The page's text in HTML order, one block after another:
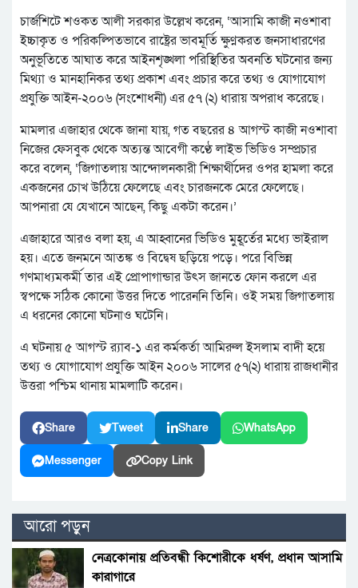
চার্জশিটে শওকত আলী সরকার উল্লেখ করেন, ‘আসামি কাজী নওশাবা
ইচ্চাকৃত ও পরিকল্পিতভাবে রাষ্ট্রের ভাবমূর্তি ক্ষুণ্নকরত জনসাধারণের
অনুভূতিতে আঘাত করে আইনশৃঙ্খলা পরিস্থিতির অবনতি ঘটনোর জন্য
মিথ্যা ও মানহানিকর তথ্য প্রকাশ এবং প্রচার করে তথ্য ও যোগাযোগ
প্রযুক্তি আইন-২০০৬ (সংশোধনী) এর ৫৭ (২) ধারায় অপরাধ করেছে।
মামলার এজাহার থেকে জানা যায়, গত বছরের ৪ আগস্ট কাজী নওশাবা
নিজের ফেসবুক থেকে অত্যন্ত আবেগী কণ্ঠে লাইভ ভিডিও সম্প্রচার
করে বলেন, ‘জিগাতলায় আন্দোলনকারী শিক্ষার্থীদের ওপর হামলা করে
একজনের চোখ উঠিয়ে ফেলেছে এবং চারজনকে মেরে ফেলেছে।
আপনারা যে যেখানে আছেন, কিছু একটা করেন।’
এজাহারে আরও বলা হয়, এ আহ্বানের ভিডিও মুহূর্তের মধ্যে ভাইরাল
হয়। এতে জনমনে আতঙ্ক ও বিদ্বেষ ছড়িয়ে পড়ে। পরে বিভিন্ন
গণমাধ্যমকর্মী তার এই প্রোপাগান্ডার উৎস জানতে ফোন করলে এর
স্বপক্ষে সঠিক কোনো উত্তর দিতে পারেননি তিনি। ওই সময় জিগাতলায়
এ ধরনের কোনো ঘটনাও ঘটেনি।
এ ঘটনায় ৫ আগস্ট র‌্যাব-১ এর কর্মকর্তা আমিরুল ইসলাম বাদী হয়ে
তথ্য ও যোগাযোগ প্রযুক্তি আইন ২০০৬ সালের ৫৭(২) ধারায় রাজধানীর
উত্তরা পশ্চিম থানায় মামলাটি করেন।
Share Tweet Share WhatsApp
Messenger Copy Link
আরো পড়ুন
নেত্রকোনায় প্রতিবন্ধী কিশোরীকে ধর্ষণ, প্রধান আসামি
কারাগারে